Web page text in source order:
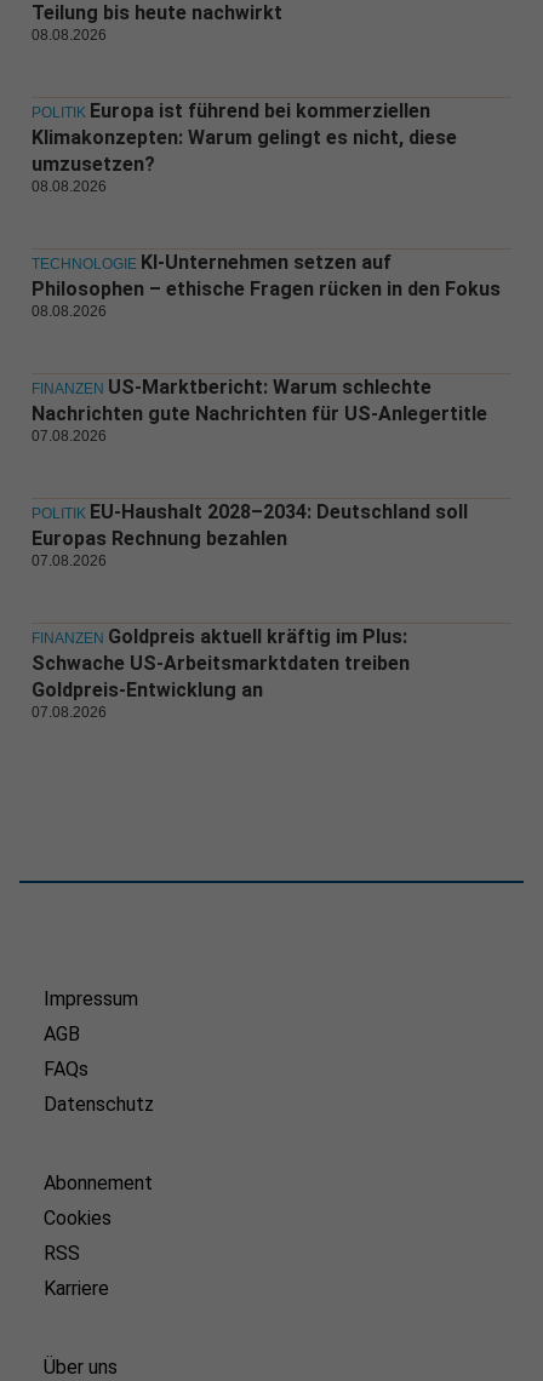
Teilung bis heute nachwirkt
08.08.2026
POLITIK Europa ist führend bei kommerziellen
Klimakonzepten: Warum gelingt es nicht, diese
umzusetzen?
08.08.2026
TECHNOLOGIE KI-Unternehmen setzen auf
Philosophen – ethische Fragen rücken in den Fokus
08.08.2026
FINANZEN US-Marktbericht: Warum schlechte
Nachrichten gute Nachrichten für US-Anlegertitle
07.08.2026
POLITIK EU-Haushalt 2028–2034: Deutschland soll
Europas Rechnung bezahlen
07.08.2026
FINANZEN Goldpreis aktuell kräftig im Plus:
Schwache US-Arbeitsmarktdaten treiben
Goldpreis-Entwicklung an
07.08.2026
Impressum
AGB
FAQs
Datenschutz
Abonnement
Cookies
RSS
Karriere
Über uns